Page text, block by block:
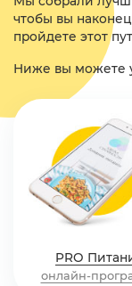
чтобы вы
пройдете этот
Ниже вы можете
PRO
онлайн-